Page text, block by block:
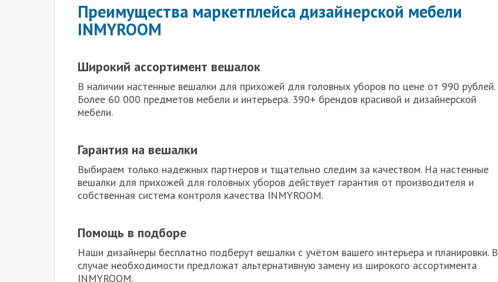
Преимущества маркетплейса дизайнерской мебели
INMYROOM
Широкий ассортимент вешалок
В наличии настенные вешалки для прихожей для головных уборов по цене от 990 рублей.
Более 60 000 предметов мебели и интерьера. 390+ брендов красивой и дизайнерской
мебели.
Гарантия на вешалки
Выбираем только надежных партнеров и тщательно следим за качеством. На настенные
вешалки для прихожей для головных уборов действует гарантия от производителя и
собственная система контроля качества INMYROOM.
Помощь в подборе
Наши дизайнеры бесплатно подберут вешалки с учётом вашего интерьера и планировки. В
случае необходимости предложат альтернативную замену из широкого ассортимента
INMYROOM.